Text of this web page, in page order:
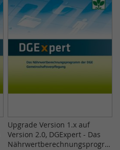
Upgrade Version 1.x auf
Version 2.0, DGExpert - Das
Nährwertberechnungsprogra